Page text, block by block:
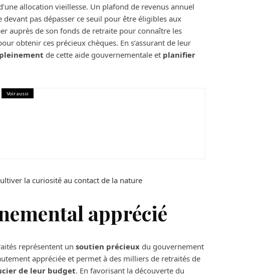
allocation vieillesse. Un plafond de revenus annuel
pas dépasser ce seuil pour être éligibles aux
auprès de son fonds de retraite pour connaître les
obtenir ces précieux chèques. En s’assurant de leur
de cette aide gouvernementale et planifier
Voir aussi
la curiosité au contact de la nature
apprécié
représentent un soutien précieux du gouvernement
appréciée et permet à des milliers de retraités de
de leur budget. En favorisant la découverte du